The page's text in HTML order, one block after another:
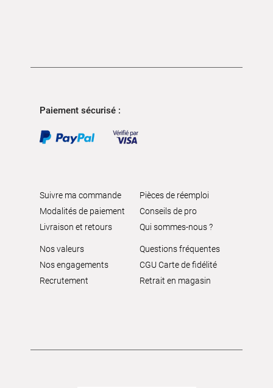
Paiement sécurisé :
Suivre ma commande
Modalités de paiement
Livraison et retours
Pièces de réemploi
Conseils de pro
Qui sommes-nous ?
Nos valeurs
Nos engagements
Recrutement
Questions fréquentes
CGU Carte de fidélité
Retrait en magasin